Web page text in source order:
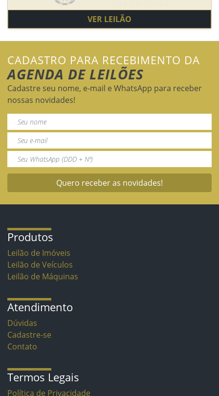
VER LEILÃO
CADASTRO PARA RECEBIMENTO DA
AGENDA DE LEILÕES
Cadastre seu nome, e-mail e WhatsApp para receber
nossas novidades!
Quero receber as novidades!
Produtos
Leilão de Imóveis
Leilão de Veículos
Leilão de Máquinas
Atendimento
Dúvidas
Cadastre-se
Contato
Termos Legais
Política de Privacidade